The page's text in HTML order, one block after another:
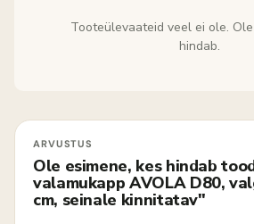
Tooteülevaateid veel ei ole.
hindab.
Ole esimene, kes hindab
valamukapp AVOLA D80,
cm, seinale kinnitatav"